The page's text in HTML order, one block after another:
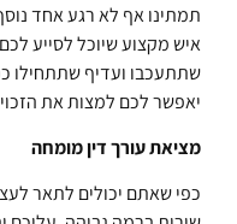
תמתינו אף לא רגע אחד
איש מקצוע שיוכל לסייע
שתתעכבו ועדיף שתתחילו
יאפשר לכם למצות את
מציאת עורך דין מומחה
כפי שאתם יכולים לתאר